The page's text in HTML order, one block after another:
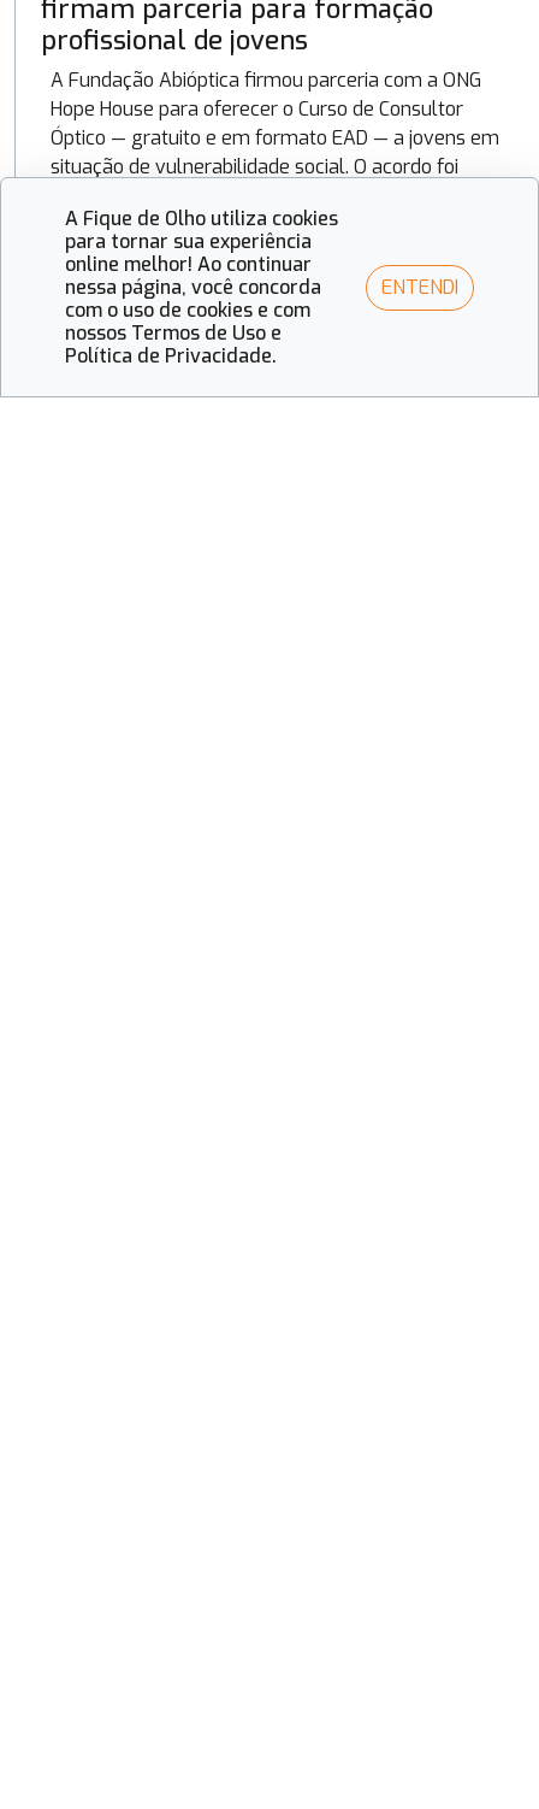
firmam parceria para formação
profissional de jovens
A Fundação Abióptica firmou parceria com a ONG
Hope House para oferecer o Curso de Consultor
Óptico — gratuito e em formato EAD — a jovens em
situação de vulnerabilidade social. O acordo foi
informática na nova sede da entidade, na zona Norte
de São Paulo. O programa combina formação
técnica online com estágio prático de 20 horas em
óticas parceiras, abrindo caminho para a
empregabilidade e suprindo a demanda por
profissionais qualificados no setor óptico, que
emprega mais de 190 mil pessoas no país.
A Fique de Olho utiliza cookies
para tornar sua experiência
online melhor! Ao continuar
nessa página, você concorda
com o uso de cookies e com
nossos Termos de Uso e
Política de Privacidade.
ENTENDI